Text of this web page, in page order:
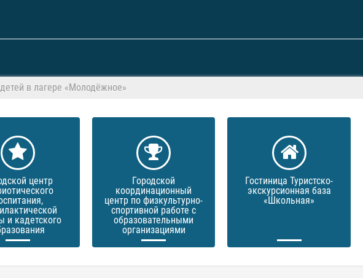
в лагере «Молодёжное»
центр
и кадетского
Городской
координационный
центр по физкультурно-
спортивной работе с
образовательными
организациями
Гостиница Туристско-
экскурсионная база
«Школьная»